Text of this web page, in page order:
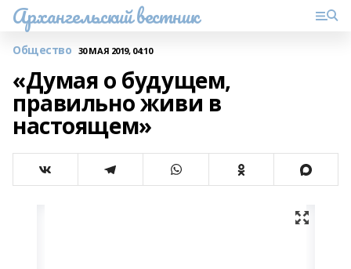
Архангельский вестник
Общество 30 МАЯ 2019, 04:10
«Думая о будущем,
правильно живи в
настоящем»